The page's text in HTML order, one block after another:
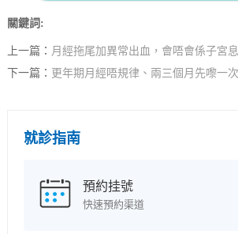
關鍵詞:
上一篇： 月經拖尾加異常出血，會唔會係子宮
下一篇： 更年期月經唔規律、兩三個月先嚟一
就診指南
預約挂號
快速預約渠道